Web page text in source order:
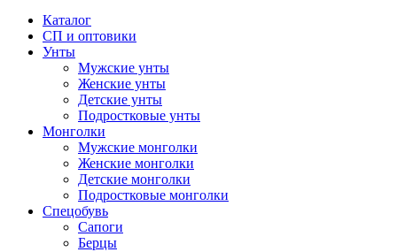
Каталог
СП и оптовики
Унты
Мужские унты
Женские унты
Детские унты
Подростковые унты
Монголки
Мужские монголки
Женские монголки
Детские монголки
Подростковые монголки
Спецобувь
Сапоги
Берцы